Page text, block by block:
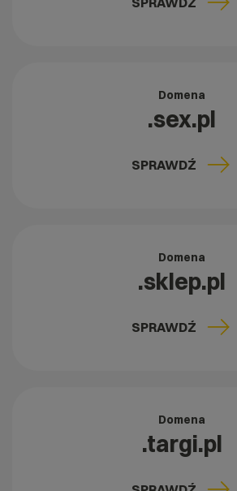
Domena
.sex.pl
SPRAWDŹ
Domena
.sklep.pl
SPRAWDŹ
Domena
.targi.pl